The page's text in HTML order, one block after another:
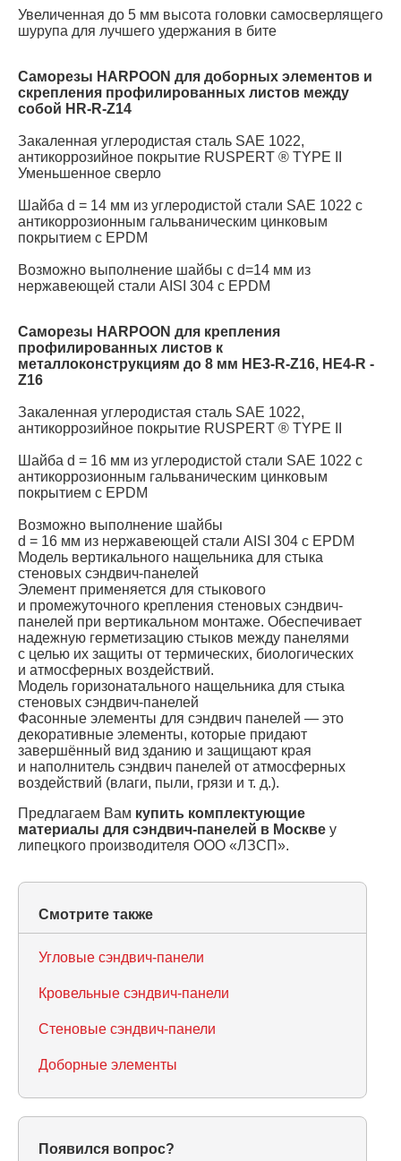
Увеличенная до 5 мм высота головки самосверлящего
шурупа для лучшего удержания в бите
Саморезы HARPOON для доборных элементов и
скрепления профилированных листов между
собой HR-R-Z14
Закаленная углеродистая сталь SAE 1022,
антикоррозийное покрытие RUSPERT ® TYPE II
Уменьшенное сверло
Шайба d = 14 мм из углеродистой стали SAE 1022 с
антикоррозионным гальваническим цинковым
покрытием с EPDM
Возможно выполнение шайбы с d=14 мм из
нержавеющей стали AISI 304 с EPDM
Саморезы HARPOON для крепления
профилированных листов к
металлоконструкциям до 8 мм HE3-R-Z16, HE4-R -
Z16
Закаленная углеродистая сталь SAE 1022,
антикоррозийное покрытие RUSPERT ® TYPE II
Шайба d = 16 мм из углеродистой стали SAE 1022 с
антикоррозионным гальваническим цинковым
покрытием с EPDM
Возможно выполнение шайбы
d = 16 мм из нержавеющей стали AISI 304 с EPDM
Модель вертикального нащельника для стыка
стеновых сэндвич-панелей
Элемент применяется для стыкового
и промежуточного крепления стеновых сэндвич-
панелей при вертикальном монтаже. Обеспечивает
надежную герметизацию стыков между панелями
с целью их защиты от термических, биологических
и атмосферных воздействий.
Модель горизонатального нащельника для стыка
стеновых сэндвич-панелей
Фасонные элементы для сэндвич панелей — это
декоративные элементы, которые придают
завершённый вид зданию и защищают края
и наполнитель сэндвич панелей от атмосферных
воздействий (влаги, пыли, грязи и т. д.).
Предлагаем Вам купить комплектующие
материалы для сэндвич-панелей в Москве у
липецкого производителя ООО «ЛЗСП».
Смотрите также
Угловые сэндвич-панели
Кровельные сэндвич-панели
Стеновые сэндвич-панели
Доборные элементы
Появился вопрос?